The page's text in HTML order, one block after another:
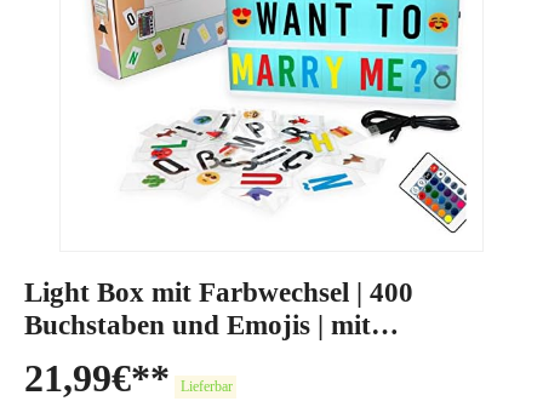
Light Box mit Farbwechsel | 400
Buchstaben und Emojis | mit
Fernbedienung
21,99€ Lieferbar